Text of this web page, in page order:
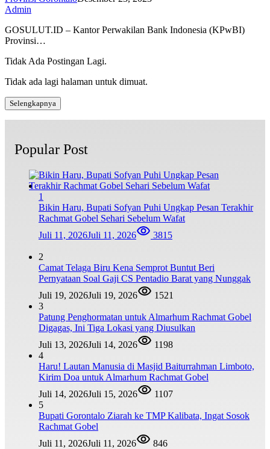
Admin
GOSULUT.ID – Kantor Perwakilan Bank Indonesia (KPwBI)
Provinsi…
Tidak Ada Postingan Lagi.
Tidak ada lagi halaman untuk dimuat.
Selengkapnya
Popular Post
1
Bikin Haru, Bupati Sofyan Puhi Ungkap Pesan Terakhir
Rachmat Gobel Sehari Sebelum Wafat
Juli 11, 2026Juli 11, 2026 3815
2
Camat Telaga Biru Kena Semprot Buntut Beri
Pernyataan Soal Gaji CS Pentadio Barat yang Nunggak
Juli 19, 2026Juli 19, 2026
1521
3
Patung Penghormatan untuk Almarhum Rachmat Gobel
Digagas, Ini Tiga Lokasi yang Diusulkan
Juli 13, 2026Juli 14, 2026
1198
4
Haru! Lautan Manusia di Masjid Baiturrahman Limboto,
Kirim Doa untuk Almarhum Rachmat Gobel
Juli 14, 2026Juli 15, 2026
1107
5
Bupati Gorontalo Ziarah ke TMP Kalibata, Ingat Sosok
Rachmat Gobel
Juli 11, 2026Juli 11, 2026 846